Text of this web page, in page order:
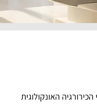
האונקולוגית